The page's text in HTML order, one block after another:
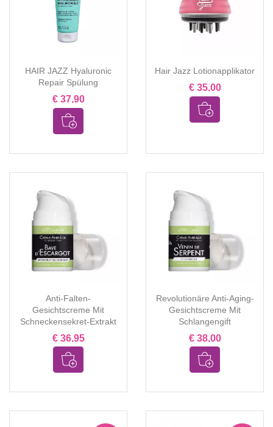
HAIR JAZZ Hyaluronic
Repair Spülung
€ 37,90
Hair Jazz Lotionapplikator
€ 35,00
Anti-Falten-
Gesichtscreme Mit
Schneckensekret-Extrakt
€ 36,95
Revolutionäre Anti-Aging-
Gesichtscreme Mit
Schlangengift
€ 38,00